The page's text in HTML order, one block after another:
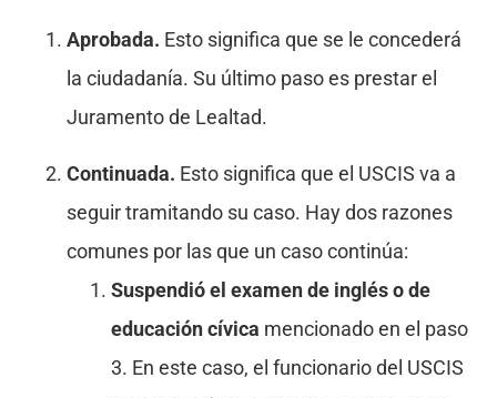
Aprobada. Esto significa que se le concederá
la ciudadanía. Su último paso es prestar el
Juramento de Lealtad.
Continuada. Esto significa que el USCIS va a
seguir tramitando su caso. Hay dos razones
comunes por las que un caso continúa:
Suspendió el examen de inglés o de
educación cívica mencionado en el paso
3. En este caso, el funcionario del USCIS